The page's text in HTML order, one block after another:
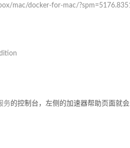
mac/docker-for-mac/
务 的控制台，左侧的加速器帮助页面就